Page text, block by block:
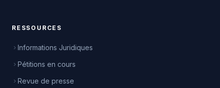
RESSOURCES
Informations Juridiques
Pétitions en cours
Revue de presse